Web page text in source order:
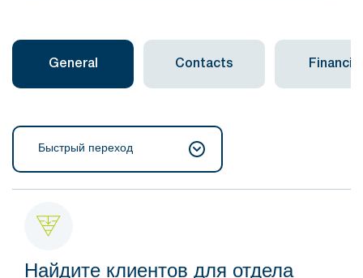
General Contacts Financial
Быстрый переход
Найдите клиентов для отдела